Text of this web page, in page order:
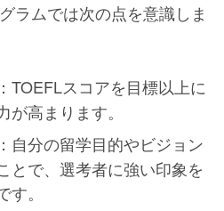
ラムでは次の点を意識しま
TOEFLスコアを目標以上に
が高まります。
：自分の留学目的やビジョン
とで、選考者に強い印象を
。